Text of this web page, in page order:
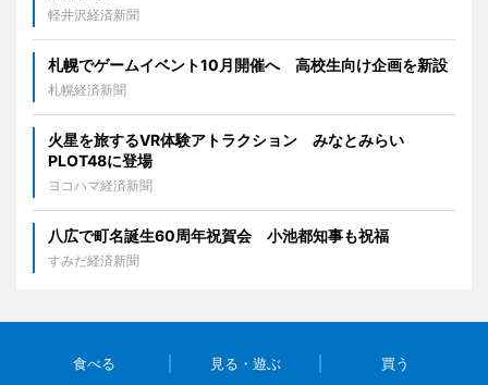
軽井沢経済新聞
札幌でゲームイベント10月開催へ 高校生向け企画を新設
札幌経済新聞
火星を旅するVR体験アトラクション みなとみらい
PLOT48に登場
ヨコハマ経済新聞
八広で町名誕生60周年祝賀会 小池都知事も祝福
すみだ経済新聞
食べる 見る・遊ぶ 買う